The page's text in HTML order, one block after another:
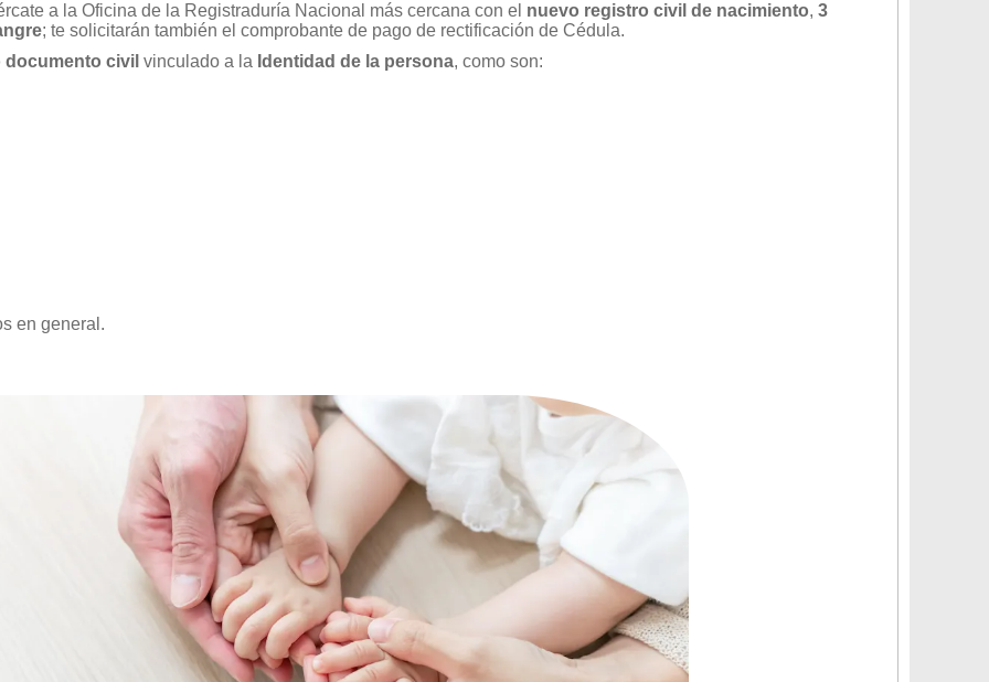
a la Oficina de la Registraduría Nacional más cercana con el nuevo registro civil de nacimiento, 3
; te solicitarán también el comprobante de pago de rectificación de Cédula.
civil vinculado a la Identidad de la persona, como son:
en general.